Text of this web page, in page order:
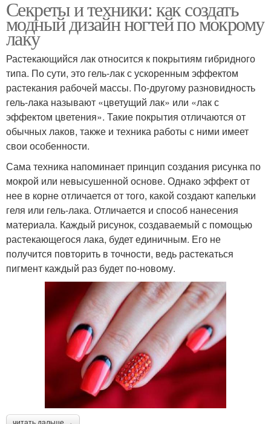
Секреты и техники: как создать
модный дизайн ногтей по мокрому
лаку
Растекающийся лак относится к покрытиям гибридного
типа. По сути, это гель-лак с ускоренным эффектом
растекания рабочей массы. По-другому разновидность
гель-лака называют «цветущий лак» или «лак с
эффектом цветения». Такие покрытия отличаются от
обычных лаков, также и техника работы с ними имеет
свои особенности.
Сама техника напоминает принцип создания рисунка по
мокрой или невысушенной основе. Однако эффект от
нее в корне отличается от того, какой создают капельки
геля или гель-лака. Отличается и способ нанесения
материала. Каждый рисунок, создаваемый с помощью
растекающегося лака, будет единичным. Его не
получится повторить в точности, ведь растекаться
пигмент каждый раз будет по-новому.